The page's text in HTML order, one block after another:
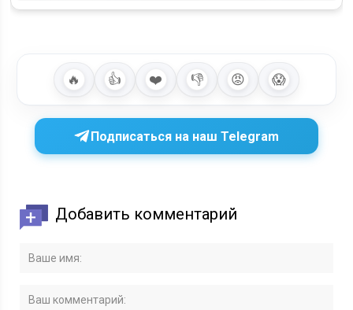
🔥 👍 ❤️ 👎 😡 😱
Подписаться на наш Telegram
Добавить комментарий